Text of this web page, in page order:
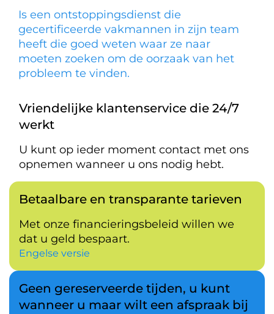
Is een ontstoppingsdienst die
gecertificeerde vakmannen in zijn team
heeft die goed weten waar ze naar
moeten zoeken om de oorzaak van het
probleem te vinden.
Vriendelijke klantenservice die 24/7
werkt
U kunt op ieder moment contact met ons
opnemen wanneer u ons nodig hebt.
Betaalbare en transparante tarieven
Met onze financieringsbeleid willen we
dat u geld bespaart.
Engelse versie
Geen gereserveerde tijden, u kunt
wanneer u maar wilt een afspraak bij